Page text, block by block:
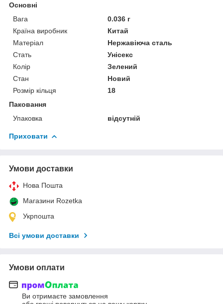
Основні
Вага
0.036 г
Країна виробник
Китай
Матеріал
Нержавіюча сталь
Стать
Унісекс
Колір
Зелений
Стан
Новий
Розмір кільця
18
Паковання
Упаковка
відсутній
Приховати
Умови доставки
Нова Пошта
Магазини Rozetka
Укрпошта
Всі умови доставки
Умови оплати
Ви отримаєте замовлення